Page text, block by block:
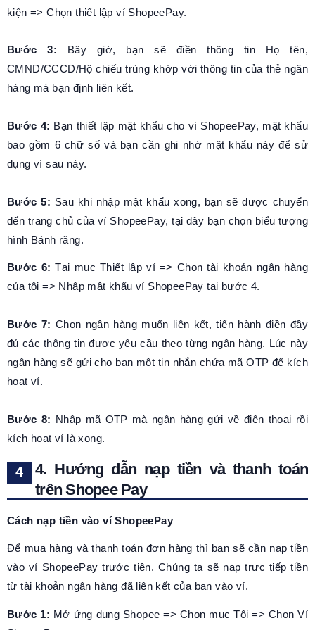
kiện => Chọn thiết lập ví ShopeePay.
Bước 3: Bây giờ, bạn sẽ điền thông tin Họ tên,
CMND/CCCD/Hộ chiếu trùng khớp với thông tin của thẻ ngân
hàng mà bạn định liên kết.
Bước 4: Bạn thiết lập mật khẩu cho ví ShopeePay, mật khẩu
bao gồm 6 chữ số và bạn cần ghi nhớ mật khẩu này để sử
dụng ví sau này.
Bước 5: Sau khi nhập mật khẩu xong, bạn sẽ được chuyển
đến trang chủ của ví ShopeePay, tại đây bạn chọn biểu tượng
hình Bánh răng.
Bước 6:Tại mục Thiết lập ví => Chọn tài khoản ngân hàng
của tôi => Nhập mật khẩu ví ShopeePay tại bước 4.
Bước 7: Chọn ngân hàng muốn liên kết, tiến hành điền đầy
đủ các thông tin được yêu cầu theo từng ngân hàng. Lúc này
ngân hàng sẽ gửi cho bạn một tin nhắn chứa mã OTP để kích
hoạt ví.
Bước 8: Nhập mã OTP mà ngân hàng gửi về điện thoại rồi
kích hoạt ví là xong.
4. Hướng dẫn nạp tiền và thanh toán
trên Shopee Pay
Cách nạp tiền vào ví ShopeePay
Để mua hàng và thanh toán đơn hàng thì bạn sẽ cần nạp tiền
vào ví ShopeePay trước tiên. Chúng ta sẽ nạp trực tiếp tiền
từ tài khoản ngân hàng đã liên kết của bạn vào ví.
Bước 1: Mở ứng dụng Shopee => Chọn mục Tôi => Chọn Ví